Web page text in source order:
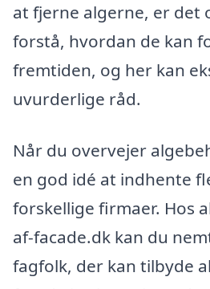
at fjerne algerne, er det
forstå, hvordan de kan
fremtiden, og her kan
uvurderlige råd.
Når du overvejer
en god idé at indhente
forskellige firmaer. Hos
af-facade.dk kan du
fagfolk, der kan tilbyde